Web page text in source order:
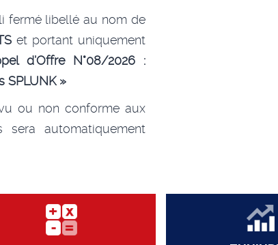
fermé libellé au nom de
et portant uniquement
d’Offre N°08/2026 :
SPLUNK »
ou non conforme aux
sera automatiquement